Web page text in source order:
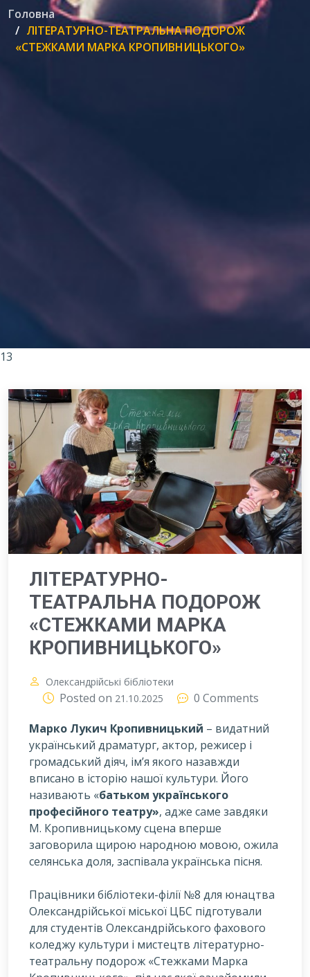
Головна
ЛІТЕРАТУРНО-ТЕАТРАЛЬНА ПОДОРОЖ
«СТЕЖКАМИ МАРКА КРОПИВНИЦЬКОГО»
13
ЛІТЕРАТУРНО-
ТЕАТРАЛЬНА ПОДОРОЖ
«СТЕЖКАМИ МАРКА
КРОПИВНИЦЬКОГО»
Олександрійські бібліотеки
Posted on 21.10.2025
0 Comments
Марко Лукич Кропивницький – видатний
український драматург, актор, режисер і
громадський діяч, ім’я якого назавжди
вписано в історію нашої культури. Його
називають «батьком українського
професійного театру», адже саме завдяки
М. Кропивницькому сцена вперше
заговорила щирою народною мовою, ожила
селянська доля, заспівала українська пісня.
Працівники бібліотеки-філії №8 для юнацтва
Олександрійської міської ЦБС підготували
для студентів Олександрійського фахового
коледжу культури і мистецтв літературно-
театральну подорож «Стежками Марка